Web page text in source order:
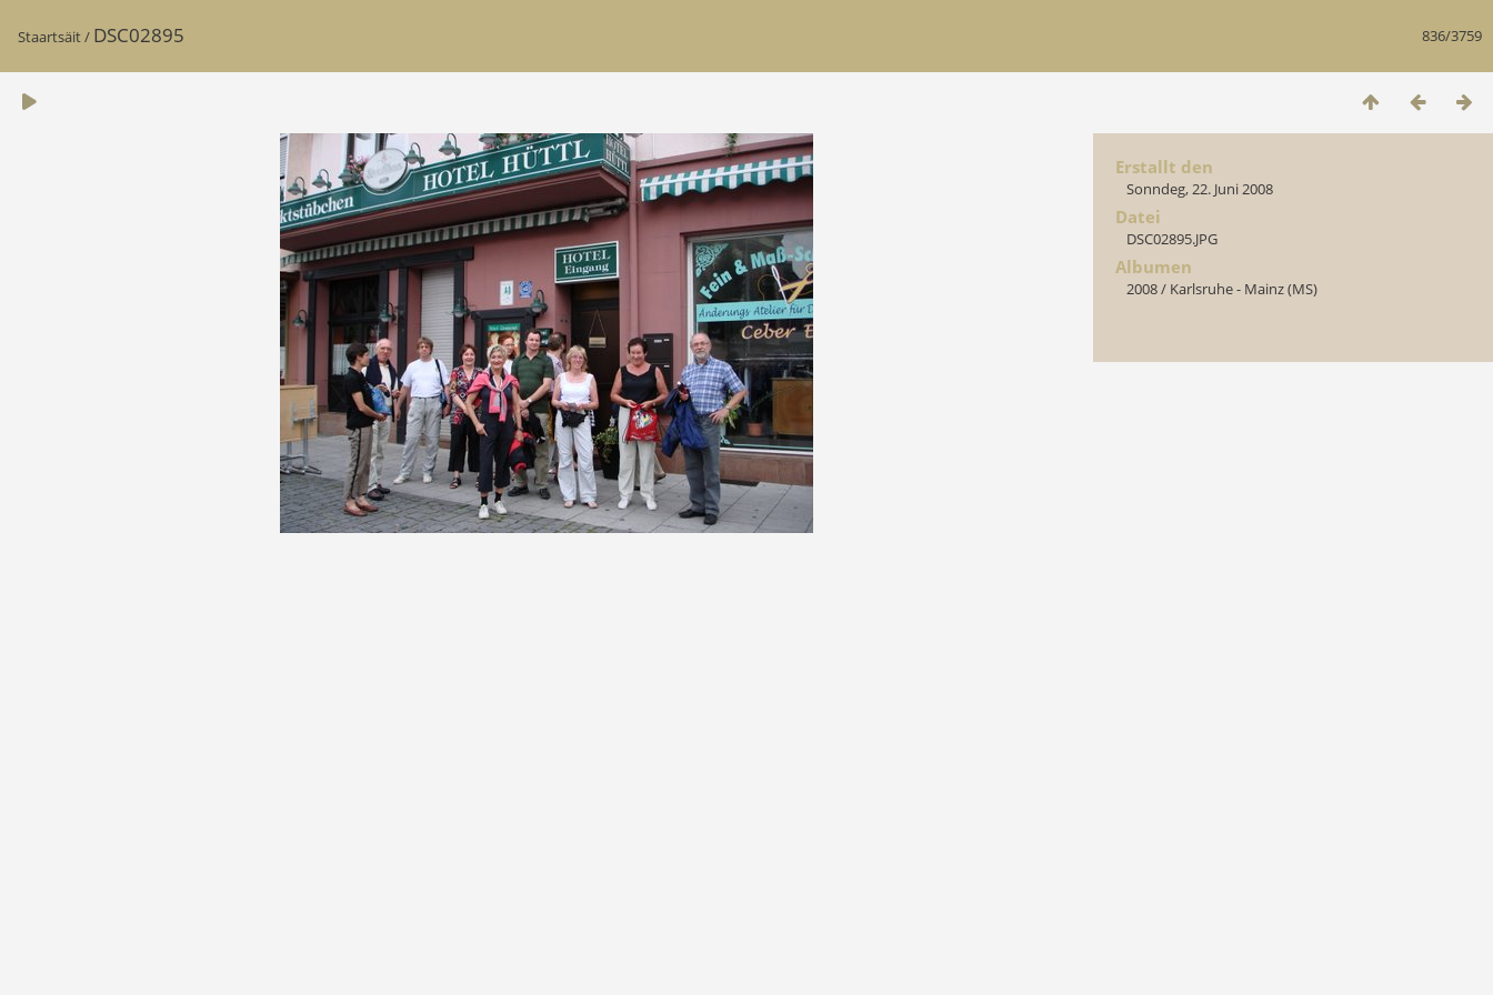
836/3759
Staartsäit/ DSC02895
Erstallt den
Sonndeg, 22. Juni 2008
Datei
DSC02895.JPG
Albumen
2008/ Karlsruhe - Mainz (MS)